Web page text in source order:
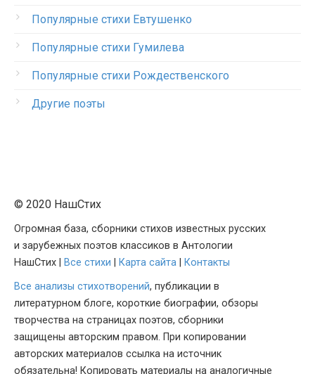
Популярные стихи Евтушенко
Популярные стихи Гумилева
Популярные стихи Рождественского
Другие поэты
© 2020 НашСтих
Огромная база, сборники стихов известных русских
и зарубежных поэтов классиков в Антологии
НашСтих |
Все стихи Карта сайта
Контакты
Все анализы стихотворений, публикации в
литературном блоге, короткие биографии, обзоры
творчества на страницах поэтов, сборники
защищены авторским правом. При копировании
авторских материалов ссылка на источник
обязательна! Копировать материалы на аналогичные